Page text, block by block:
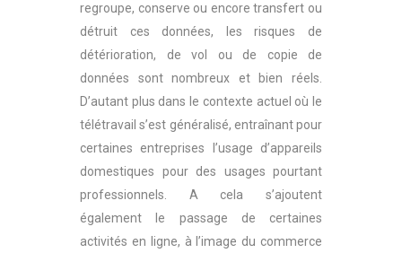
regroupe, conserve ou encore transfert ou
détruit ces données, les risques de
détérioration, de vol ou de copie de
données sont nombreux et bien réels.
D’autant plus dans le contexte actuel où le
télétravail s’est généralisé, entraînant pour
certaines entreprises l’usage d’appareils
domestiques pour des usages pourtant
professionnels. A cela s’ajoutent
également le passage de certaines
activités en ligne, à l’image du commerce